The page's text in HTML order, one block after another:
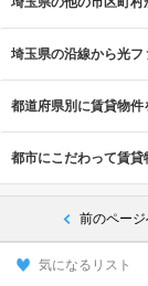
埼玉県の沿線から光
都道府県別に賃貸物件
都市にこだわって賃貸
前のページ
気になるリスト